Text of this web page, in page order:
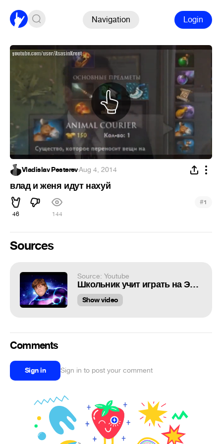
Navigation Login
Vladislav Pesterev·Aug 4, 2014
влад и женя идут нахуй
46 144
#1
Sources
Source: Youtube
Школьник учит играть на Энигме (Enigma)#31
Show video
Comments
Sign in Sign in to post your comment